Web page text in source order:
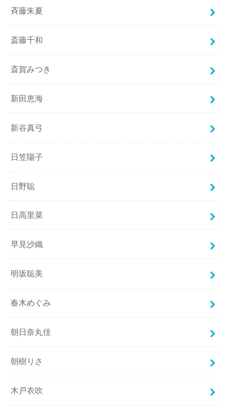
斉藤朱夏
斎藤千和
斎賀みつき
新田恵海
新谷真弓
日笠陽子
日野聡
日高里菜
早見沙織
明坂聡美
春木めぐみ
朝日奈丸佳
朝樹りさ
木戸衣吹